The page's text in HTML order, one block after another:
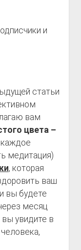
и
статьи
вам
цвета –
медитация)
, которая
ваш
вы будете
месяц
увидите в